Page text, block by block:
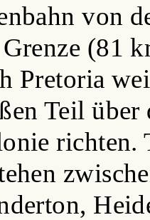
von
(81
Pretoria
Teil über
richten.